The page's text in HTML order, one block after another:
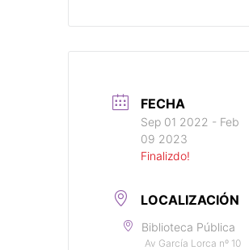
FECHA
Sep 01 2022 - Feb
09 2023
Finalizdo!
LOCALIZACIÓN
Biblioteca Pública
Av García Lorca nº 10